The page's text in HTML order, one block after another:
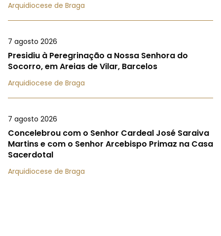
Arquidiocese de Braga
7 agosto 2026
Presidiu à Peregrinação a Nossa Senhora do
Socorro, em Areias de Vilar, Barcelos
Arquidiocese de Braga
7 agosto 2026
Concelebrou com o Senhor Cardeal José Saraiva
Martins e com o Senhor Arcebispo Primaz na Casa
Sacerdotal
Arquidiocese de Braga